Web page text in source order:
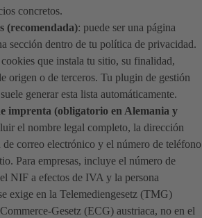
concretos.
(recomendada): puede ser una página
sección dentro de tu política de privacidad.
que instala tu sitio, su finalidad,
origen o de terceros. Tu plugin de gestión
generar esta lista automáticamente.
imprenta (obligatorio en Alemania y
el nombre legal completo, la dirección
correo electrónico y el número de teléfono
Para empresas, incluye el número de
NIF a efectos de IVA y la persona
exige en la Telemediengesetz (TMG)
Gesetz (ECG) austriaca, no en el